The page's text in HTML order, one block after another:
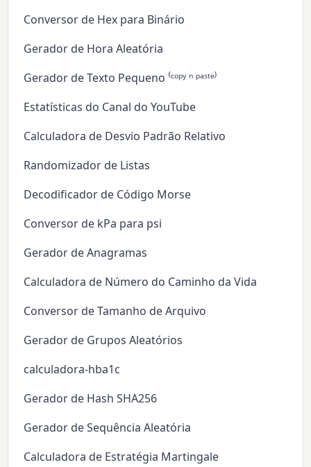
Conversor de Hex para Binário
Gerador de Hora Aleatória
Gerador de Texto Pequeno ⁽ᶜᵒᵖʸ ⁿ ᵖᵃˢᵗᵉ⁾
Estatísticas do Canal do YouTube
Calculadora de Desvio Padrão Relativo
Randomizador de Listas
Decodificador de Código Morse
Conversor de kPa para psi
Gerador de Anagramas
Calculadora de Número do Caminho da Vida
Conversor de Tamanho de Arquivo
Gerador de Grupos Aleatórios
calculadora-hba1c
Gerador de Hash SHA256
Gerador de Sequência Aleatória
Calculadora de Estratégia Martingale